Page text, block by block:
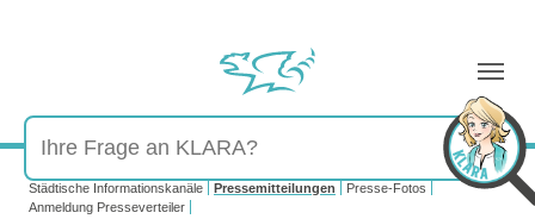
Sie sind hier:
Städtische Informationskanäle Pressemitteilungen
Presse-Fotos
Anmeldung Presseverteiler